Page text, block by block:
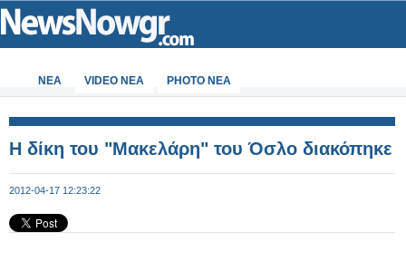
ΝΕΑ VIDEO NEA PHOTO NEA
Η δίκη του "Μακελάρη" του Όσλο διακόπηκε
2012-04-17 12:23:22